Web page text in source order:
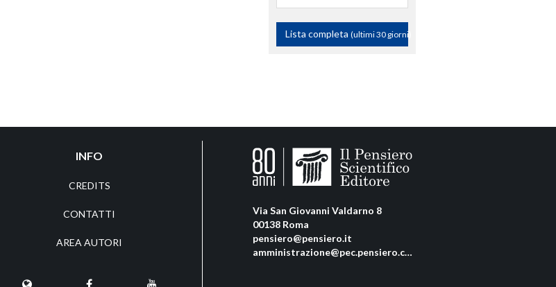
Lista completa (ultimi 30 giorni)
INFO
CREDITS
CONTATTI
AREA AUTORI
Via San Giovanni Valdarno 8
00138 Roma
pensiero@pensiero.it
amministrazione@pec.pensiero.com